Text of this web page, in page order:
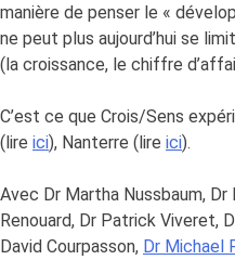
manière de penser le «
ne peut plus aujourd’hui se
(la croissance, le chiffre
C’est ce que Crois/Sens
(lire ici), Nanterre (lire ici).
Avec Dr Martha Nussbaum, Dr
Renouard, Dr Patrick Viveret,
David Courpasson, Dr Michael